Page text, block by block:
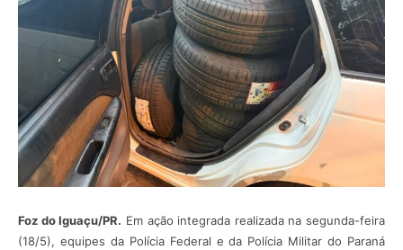
Foz do Iguaçu/PR. Em ação integrada realizada na segunda-feira
(18/5), equipes da Polícia Federal e da Polícia Militar do Paraná